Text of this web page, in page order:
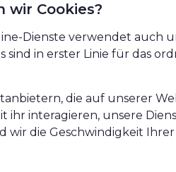
wir Cookies?
Dienste verwendet auch
sind in erster Linie für das
die auf unserer
ihr interagieren, unsere
wir die Geschwindigkeit